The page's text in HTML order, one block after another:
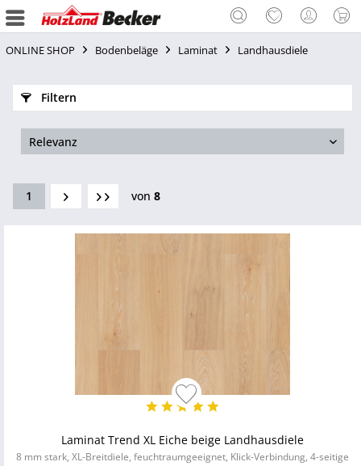
ONLINE SHOP Bodenbeläge Laminat Landhausdiele
Filtern
1 von 8
Laminat Trend XL Eiche beige Landhausdiele
8 mm stark, XL-Breitdiele, feuchtraumgeeignet, Klick-Verbindung, 4-seitige